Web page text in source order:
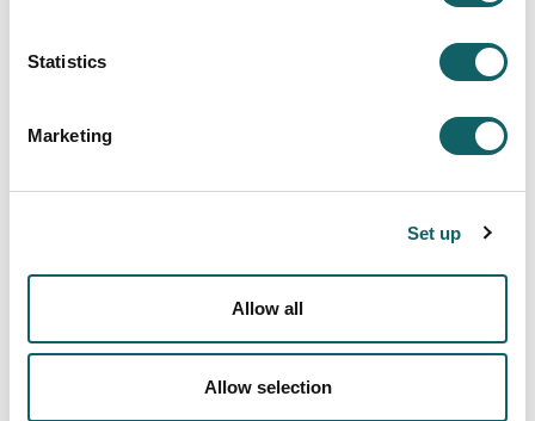
Statistics
Marketing
Set up
Allow all
Allow selection
Más Info
Lizeaga Goikoetxea,
Markiegi Gonzalez,